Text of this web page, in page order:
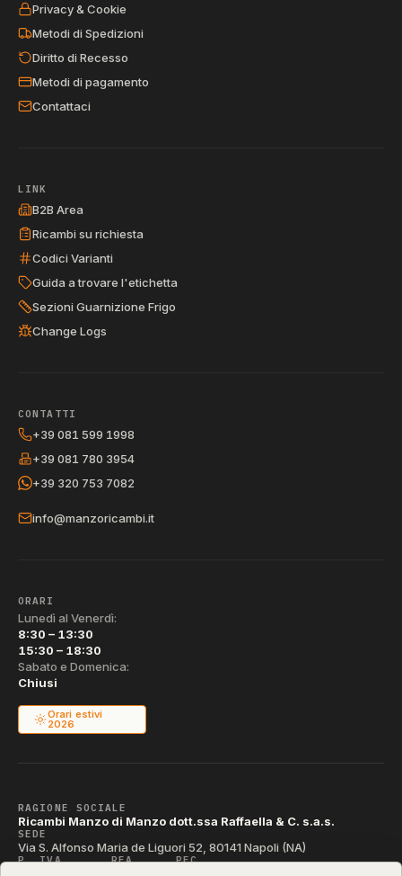
Privacy & Cookie
Metodi di Spedizioni
Diritto di Recesso
Metodi di pagamento
Contattaci
LINK
B2B Area
Ricambi su richiesta
Codici Varianti
Guida a trovare l'etichetta
Sezioni Guarnizione Frigo
Change Logs
CONTATTI
+39 081 599 1998
+39 081 780 3954
+39 320 753 7082
info@manzoricambi.it
ORARI
Lunedì al Venerdì:
8:30 – 13:30
15:30 – 18:30
Sabato e Domenica:
Chiusi
Orari estivi
2026
RAGIONE SOCIALE
Ricambi Manzo di Manzo dott.ssa Raffaella & C. s.a.s.
SEDE
Via S. Alfonso Maria de Liguori 52, 80141 Napoli (NA)
P. IVA REA PEC